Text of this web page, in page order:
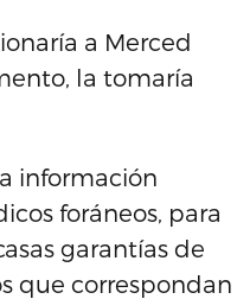
a Merced
la tomaría
información
foráneos, para
garantías de
que correspondan